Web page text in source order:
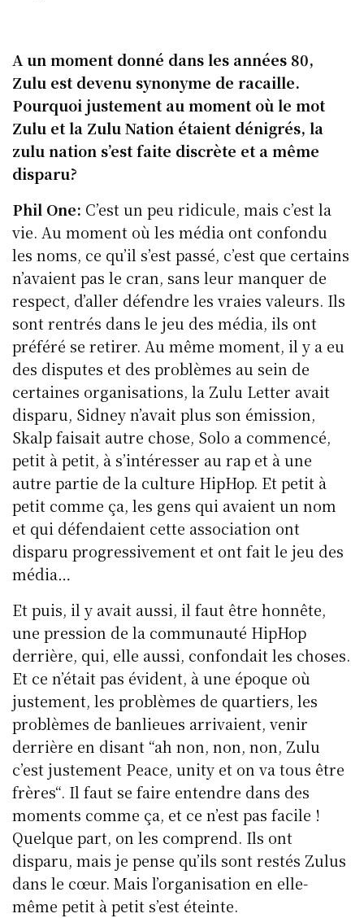
A un moment donné dans les années 80,
Zulu est devenu synonyme de racaille.
Pourquoi justement au moment où le mot
Zulu et la Zulu Nation étaient dénigrés, la
zulu nation s’est faite discrète et a même
disparu?
Phil One: C’est un peu ridicule, mais c’est la
vie. Au moment où les média ont confondu
les noms, ce qu’il s’est passé, c’est que certains
n’avaient pas le cran, sans leur manquer de
respect, d’aller défendre les vraies valeurs. Ils
sont rentrés dans le jeu des média, ils ont
préféré se retirer. Au même moment, il y a eu
des disputes et des problèmes au sein de
certaines organisations, la Zulu Letter avait
disparu, Sidney n’avait plus son émission,
Skalp faisait autre chose, Solo a commencé,
petit à petit, à s’intéresser au rap et à une
autre partie de la culture HipHop. Et petit à
petit comme ça, les gens qui avaient un nom
et qui défendaient cette association ont
disparu progressivement et ont fait le jeu des
média…
Et puis, il y avait aussi, il faut être honnête,
une pression de la communauté HipHop
derrière, qui, elle aussi, confondait les choses.
Et ce n’était pas évident, à une époque où
justement, les problèmes de quartiers, les
problèmes de banlieues arrivaient, venir
derrière en disant “ah non, non, non, Zulu
c’est justement Peace, unity et on va tous être
frères“. Il faut se faire entendre dans des
moments comme ça, et ce n’est pas facile !
Quelque part, on les comprend. Ils ont
disparu, mais je pense qu’ils sont restés Zulus
dans le cœur. Mais l’organisation en elle-
même petit à petit s’est éteinte.